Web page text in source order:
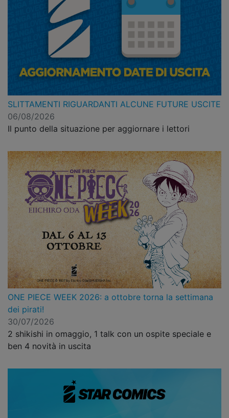
SLITTAMENTI RIGUARDANTI ALCUNE FUTURE USCITE
06/08/2026
Il punto della situazione per aggiornare i lettori
ONE PIECE WEEK 2026: a ottobre torna la settimana
dei pirati!
30/07/2026
2 shikishi in omaggio, 1 talk con un ospite speciale e
ben 4 novità in uscita